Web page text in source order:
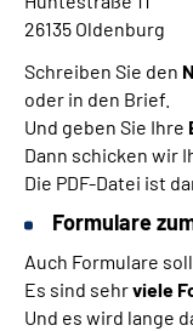
26135 Oldenburg
Schreiben Sie den
oder in den Brief.
Und geben Sie Ihre
Dann schicken wir
Die PDF-Datei ist
Formulare
Auch Formulare
Es sind sehrviele
Und es wird lange